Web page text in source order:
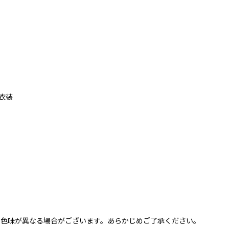
装
が異なる場合がございます。あらかじめご了承ください。